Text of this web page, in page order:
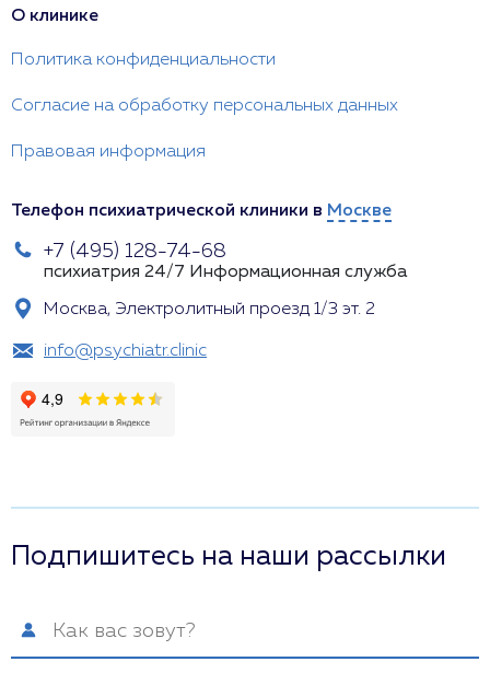
О клинике
Политика конфиденциальности
Согласие на обработку персональных данных
Правовая информация
Телефон психиатрической клиники в Москве
+7 (495) 128-74-68
психиатрия 24/7 Информационная служба
Москва, Электролитный проезд 1/3 эт. 2
info@psychiatr.clinic
Подпишитесь на наши рассылки